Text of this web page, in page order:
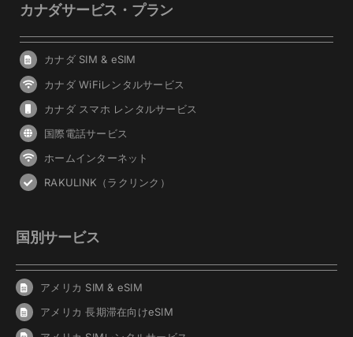
カナダサービス・プラン
カナダ SIM & eSIM
カナダ WiFiレンタルサービス
カナダ スマホ レンタルサービス
国際電話サービス
ホームインターネット
RAKULINK（ラクリンク）
国別サービス
アメリカ SIM & eSIM
アメリカ 長期滞在向けeSIM